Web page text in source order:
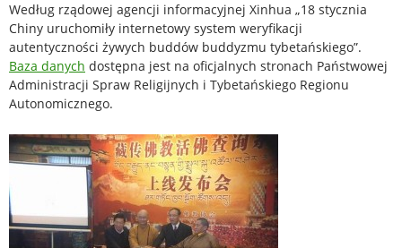
Według rządowej agencji informacyjnej Xinhua „18 stycznia
Chiny uruchomiły internetowy system weryfikacji
autentyczności żywych buddów buddyzmu tybetańskiego”.
Baza danych dostępna jest na oficjalnych stronach Państwowej
Administracji Spraw Religijnych i Tybetańskiego Regionu
Autonomicznego.